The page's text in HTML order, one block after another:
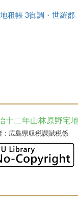
租帳 3御調・世羅郡
十二年山林原野宅
: 広島県収税課賦税係